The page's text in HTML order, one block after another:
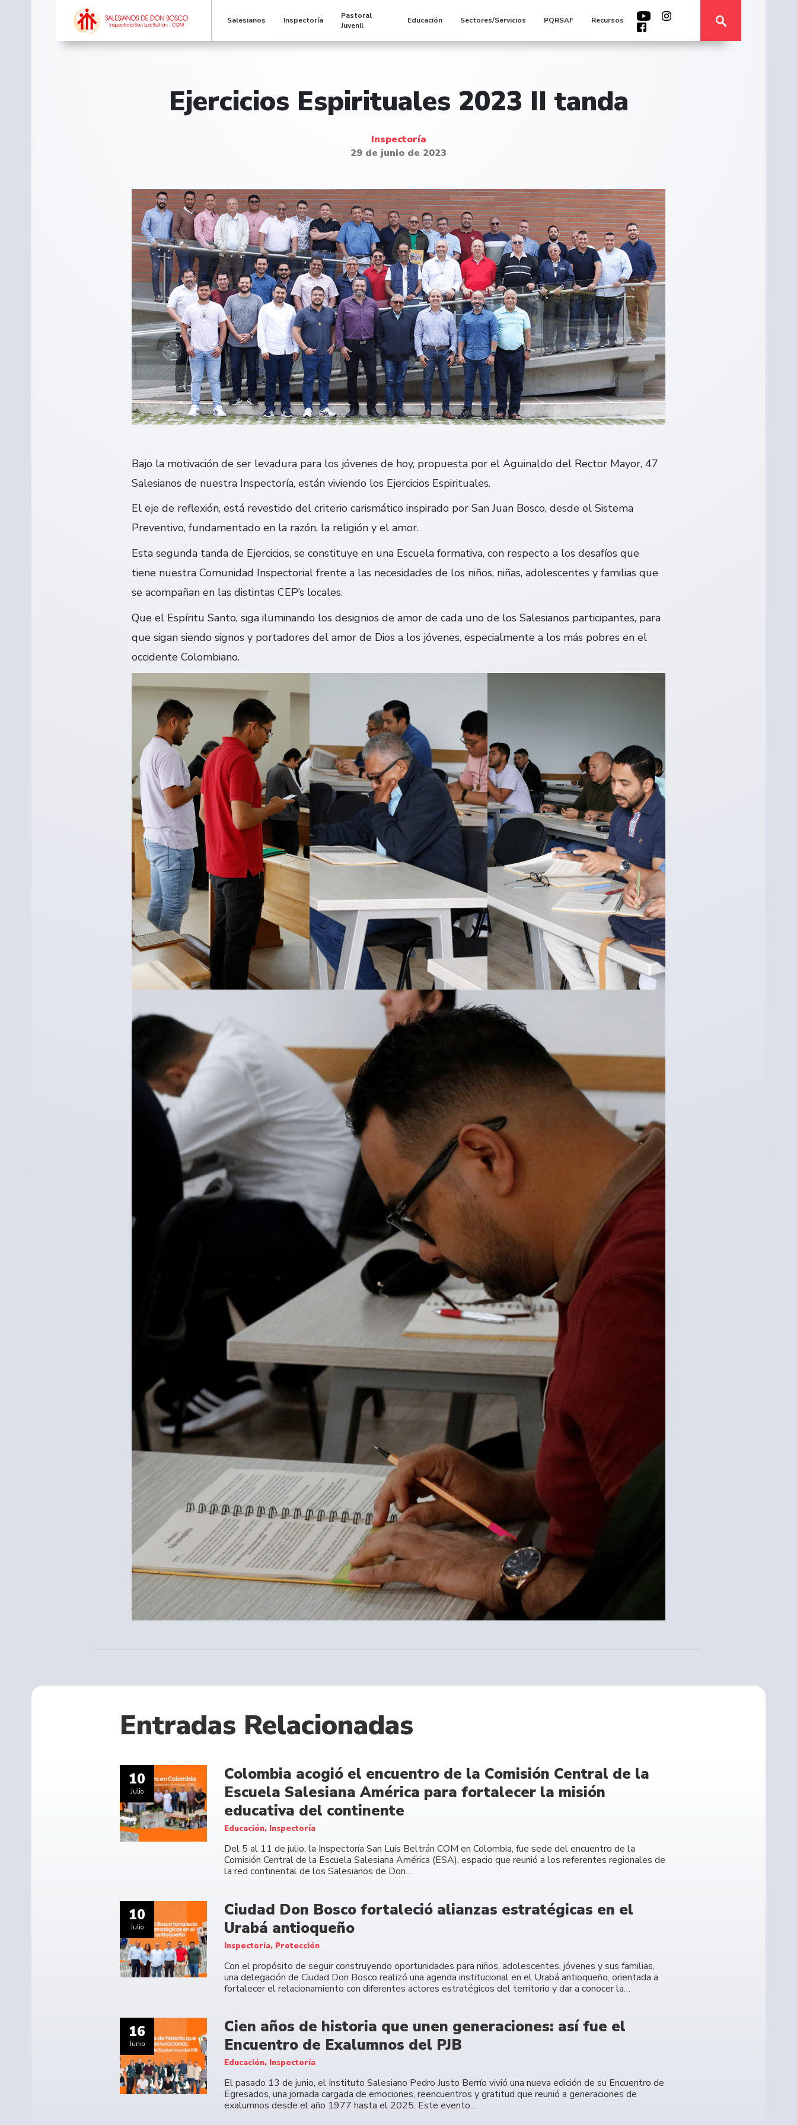
Salesianos Inspectoría
Pastoral
Juvenil
Educación Sectores/Servicios PQRSAF Recursos
Ejercicios Espirituales 2023 II tanda
Inspectoría
29 de junio de 2023
Bajo la motivación de ser levadura para los jóvenes de hoy, propuesta por el Aguinaldo del Rector Mayor, 47
Salesianos de nuestra Inspectoría, están viviendo los Ejercicios Espirituales.
El eje de reflexión, está revestido del criterio carismático inspirado por San Juan Bosco, desde el Sistema
Preventivo, fundamentado en la razón, la religión y el amor.
Esta segunda tanda de Ejercicios, se constituye en una Escuela formativa, con respecto a los desafíos que
tiene nuestra Comunidad Inspectorial frente a las necesidades de los niños, niñas, adolescentes y familias que
se acompañan en las distintas CEP’s locales.
Que el Espíritu Santo, siga iluminando los designios de amor de cada uno de los Salesianos participantes, para
que sigan siendo signos y portadores del amor de Dios a los jóvenes, especialmente a los más pobres en el
occidente Colombiano.
Entradas Relacionadas
10
Julio
Colombia acogió el encuentro de la Comisión Central de la
Escuela Salesiana América para fortalecer la misión
educativa del continente
Educación, Inspectoría
Del 5 al 11 de julio, la Inspectoría San Luis Beltrán COM en Colombia, fue sede del encuentro de la
Comisión Central de la Escuela Salesiana América (ESA), espacio que reunió a los referentes regionales de
la red continental de los Salesianos de Don…
10
Julio
Ciudad Don Bosco fortaleció alianzas estratégicas en el
Urabá antioqueño
Inspectoría, Protección
Con el propósito de seguir construyendo oportunidades para niños, adolescentes, jóvenes y sus familias,
una delegación de Ciudad Don Bosco realizó una agenda institucional en el Urabá antioqueño, orientada a
fortalecer el relacionamiento con diferentes actores estratégicos del territorio y dar a conocer la…
16
Junio
Cien años de historia que unen generaciones: así fue el
Encuentro de Exalumnos del PJB
Educación, Inspectoría
El pasado 13 de junio, el Instituto Salesiano Pedro Justo Berrío vivió una nueva edición de su Encuentro de
Egresados, una jornada cargada de emociones, reencuentros y gratitud que reunió a generaciones de
exalumnos desde el año 1977 hasta el 2025. Este evento…